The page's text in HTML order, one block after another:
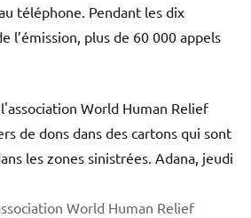
téléphone. Pendant les dix
l’émission, plus de 60 000 appels
World Human Relief